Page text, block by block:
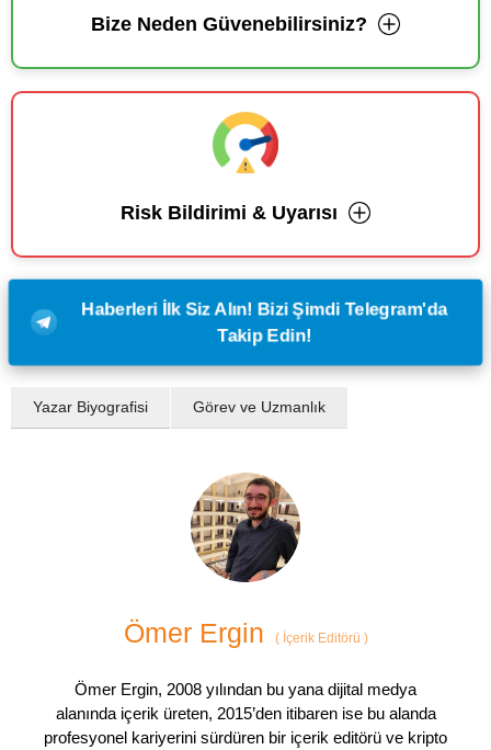
Bize Neden Güvenebilirsiniz?
Risk Bildirimi & Uyarısı
Haberleri İlk Siz Alın! Bizi Şimdi Telegram'da
Takip Edin!
Yazar Biyografisi Görev ve Uzmanlık
Ömer Ergin (İçerik Editörü )
Ömer Ergin, 2008 yılından bu yana dijital medya
alanında içerik üreten, 2015’den itibaren ise bu alanda
profesyonel kariyerini sürdüren bir içerik editörü ve kripto